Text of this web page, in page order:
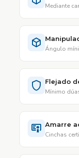
Mediante
Ángulo
Flejado
Mínimo
Amarre
Cinchas